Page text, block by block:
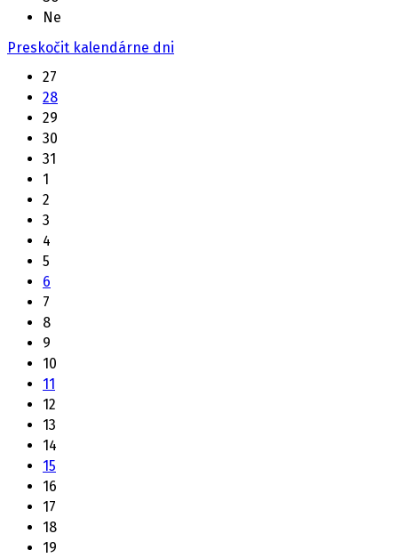
Ne
Preskočit kalendárne dni
27
28
29
30
31
1
2
3
4
5
6
7
8
9
10
11
12
13
14
15
16
17
18
19